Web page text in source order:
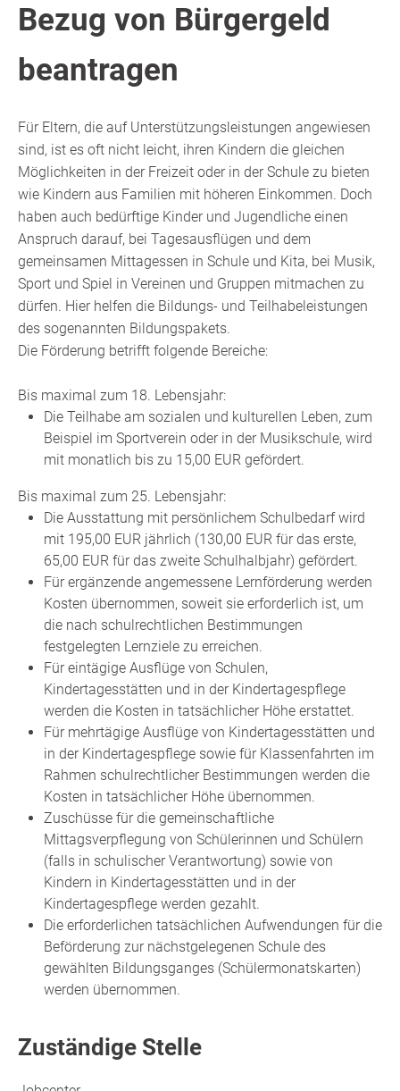
Bezug von Bürgergeld
beantragen
Für Eltern, die auf Unterstützungsleistungen angewiesen
sind, ist es oft nicht leicht, ihren Kindern die gleichen
Möglichkeiten in der Freizeit oder in der Schule zu bieten
wie Kindern aus Familien mit höheren Einkommen. Doch
haben auch bedürftige Kinder und Jugendliche einen
Anspruch darauf, bei Tagesausflügen und dem
gemeinsamen Mittagessen in Schule und Kita, bei Musik,
Sport und Spiel in Vereinen und Gruppen mitmachen zu
dürfen. Hier helfen die Bildungs- und Teilhabeleistungen
des sogenannten Bildungspakets.
Die Förderung betrifft folgende Bereiche:
Bis maximal zum 18. Lebensjahr:
Die Teilhabe am sozialen und kulturellen Leben, zum
Beispiel im Sportverein oder in der Musikschule, wird
mit monatlich bis zu 15,00 EUR gefördert.
Bis maximal zum 25. Lebensjahr:
Die Ausstattung mit persönlichem Schulbedarf wird
mit 195,00 EUR jährlich (130,00 EUR für das erste,
65,00 EUR für das zweite Schulhalbjahr) gefördert.
Für ergänzende angemessene Lernförderung werden
Kosten übernommen, soweit sie erforderlich ist, um
die nach schulrechtlichen Bestimmungen
festgelegten Lernziele zu erreichen.
Für eintägige Ausflüge von Schulen,
Kindertagesstätten und in der Kindertagespflege
werden die Kosten in tatsächlicher Höhe erstattet.
Für mehrtägige Ausflüge von Kindertagesstätten und
in der Kindertagespflege sowie für Klassenfahrten im
Rahmen schulrechtlicher Bestimmungen werden die
Kosten in tatsächlicher Höhe übernommen.
Zuschüsse für die gemeinschaftliche
Mittagsverpflegung von Schülerinnen und Schülern
(falls in schulischer Verantwortung) sowie von
Kindern in Kindertagesstätten und in der
Kindertagespflege werden gezahlt.
Die erforderlichen tatsächlichen Aufwendungen für die
Beförderung zur nächstgelegenen Schule des
gewählten Bildungsganges (Schülermonatskarten)
werden übernommen.
Zuständige Stelle